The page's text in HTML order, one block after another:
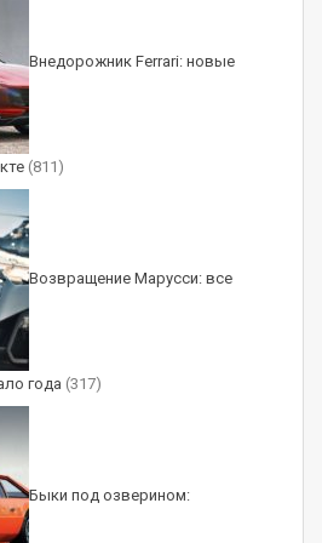
по всему миру VW Golf.
что купленные
совершили марш-бросок
а потом в Москву.
«пузотерки» C30 —
диски RH. В этой, как и
Внедорожник Ferrari: новые
(811)
Возвращение Марусси: все
года (317)
Быки под озверином: